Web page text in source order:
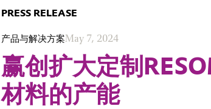
PRESS RELEASE
产品与解决方案May 7, 2024
赢创扩大定制
材料的产能